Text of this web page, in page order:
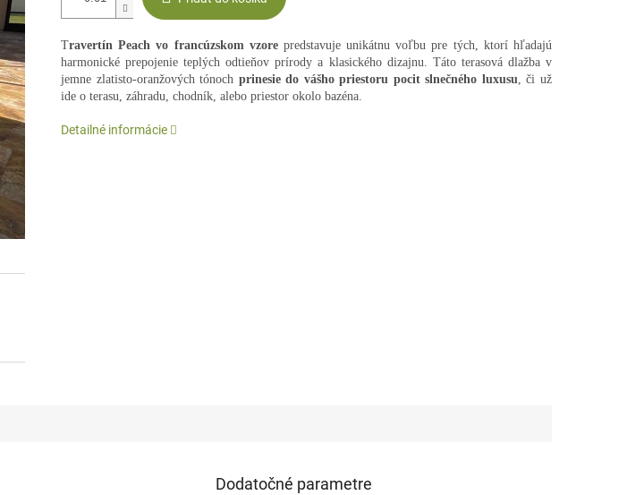
Travertín Peach vo francúzskom vzorepredstavuje unikátnu voľbu pre tých, ktorí hľadajú
harmonické prepojenie teplých odtieňov prírody a klasického dizajnu. Táto terasová dlažba v
jemne zlatisto-oranžových tónoch prinesie do vášho priestoru pocit slnečného luxusu, či už
ide o terasu, záhradu, chodník, alebo priestor okolo bazéna.
Detailné informácie
Dodatočné parametre